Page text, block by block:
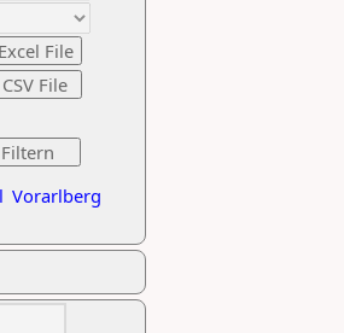
Vorarlberg